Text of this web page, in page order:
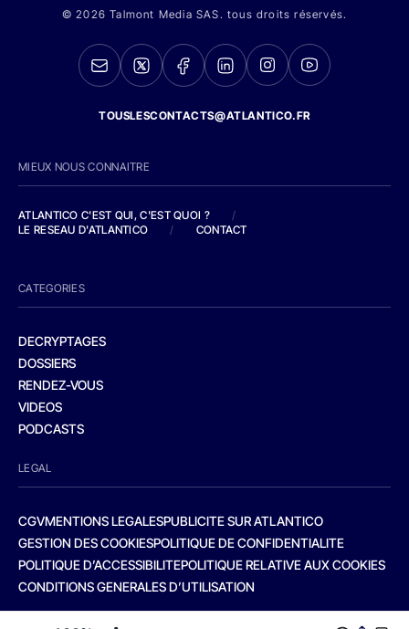
© 2026 Talmont Media SAS. tous droits réservés.
TOUSLESCONTACTS@ATLANTICO.FR
MIEUX NOUS CONNAITRE
ATLANTICO C'EST QUI, C'EST QUOI ?
/
LE RESEAU D'ATLANTICO
/ CONTACT
CATEGORIES
DECRYPTAGES
DOSSIERS
RENDEZ-VOUS
VIDEOS
PODCASTS
LEGAL
CGVMENTIONS LEGALESPUBLICITE SUR ATLANTICO
GESTION DES COOKIESPOLITIQUE DE CONFIDENTIALITE
POLITIQUE D’ACCESSIBILITEPOLITIQUE RELATIVE AUX COOKIES
CONDITIONS GENERALES D’UTILISATION